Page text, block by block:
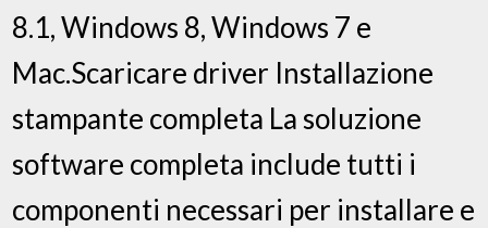
8.1, Windows 8, Windows 7 e
Mac.Scaricare driver Installazione
stampante completa La soluzione
software completa include tutti i
componenti necessari per installare e